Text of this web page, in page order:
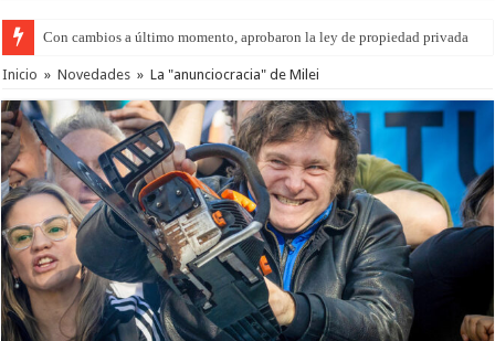
Con cambios a último momento, aprobaron la ley de propiedad privada
Adopción en Entre Ríos: el 35% de los 90 niños, niñas y adolescentes que
Inicio » Novedades » La "anunciocracia" de Milei